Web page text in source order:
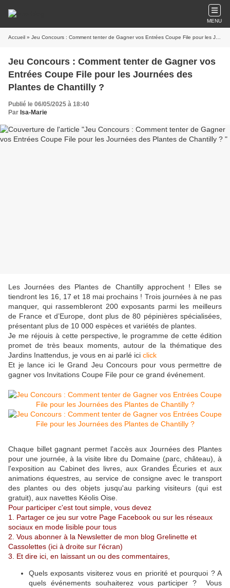
MENU
Accueil » Jeu Concours : Comment tenter de Gagner vos Entrées Coupe File pour les Journées des Plantes de Chantilly ?
Jeu Concours : Comment tenter de Gagner vos
Entrées Coupe File pour les Journées des
Plantes de Chantilly ?
Publié le 06/05/2025 à 18:40
Par Isa-Marie
Les Journées des Plantes de Chantilly approchent ! Elles se
tiendront les 16, 17 et 18 mai prochains ! Trois journées à ne pas
manquer, qui rassembleront 200 exposants parmi les meilleurs
de France et d’Europe, dont plus de 80 pépinières spécialisées,
présentant plus de 10 000 espèces et variétés de plantes.
Je me réjouis à cette perspective, le programme de cette édition
promet de très beaux moments, autour de la thématique des
Jardins Inattendus, je vous en ai parlé ici click
Et je lance ici le Grand Jeu Concours pour vous permettre de
gagner vos Invitations Coupe File pour ce grand événement.
Chaque billet gagnant permet l'accès aux Journées des Plantes
pour une journée, à la visite libre du Domaine (parc, château), à
l'exposition au Cabinet des livres, aux Grandes Écuries et aux
animations équestres, au service de consigne avec le transport
des plantes ou des objets jusqu'au parking visiteurs (qui est
gratuit), aux navettes Kéolis Oise.
Pour participer c'est tout simple, vous devez
1. Partager ce jeu sur votre Page Facebook ou sur les réseaux
sociaux en mode lisible pour tous
2. Vous abonner à la Newsletter de mon blog Grelinette et
Cassolettes (ici à droite sur l'écran)
3. Et dire ici, en laissant un ou des commentaires,
Quels exposants visiterez vous en priorité et pourquoi ? A
quels événements souhaiterez vous participer ? Vous